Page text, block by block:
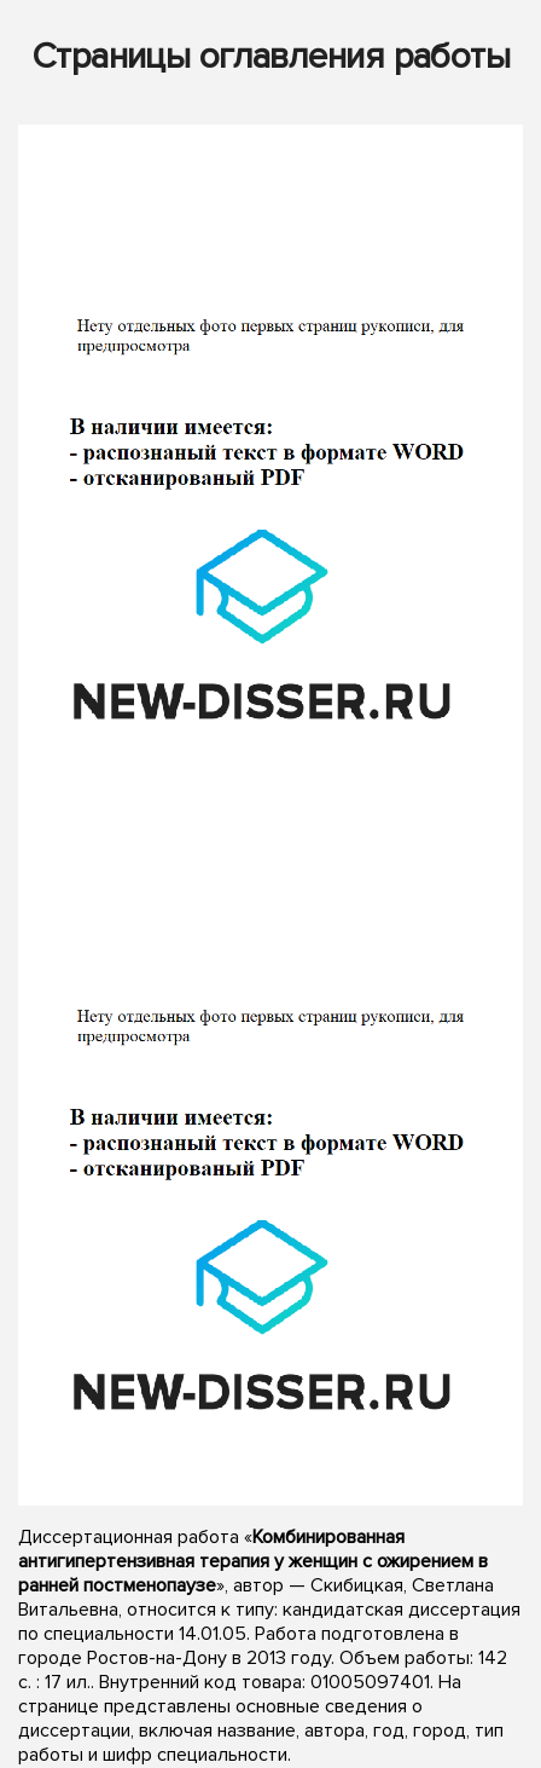
Страницы оглавления работы
Диссертационная работа «Комбинированная
антигипертензивная терапия у женщин с ожирением в
ранней постменопаузе», автор — Скибицкая, Светлана
Витальевна, относится к типу: кандидатская диссертация
по специальности 14.01.05. Работа подготовлена в
городе Ростов-на-Дону в 2013 году. Объем работы: 142
с. : 17 ил.. Внутренний код товара: 01005097401. На
странице представлены основные сведения о
диссертации, включая название, автора, год, город, тип
работы и шифр специальности.